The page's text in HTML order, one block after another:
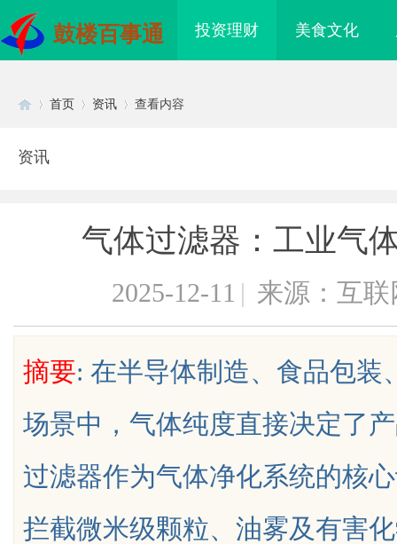
鼓楼百事通 投资理财 美食文化
uz
首页 资讯 查看内容
资讯
气体过滤器：工业气
2025-12-11 | 来源：互联
摘要: 在半导体制造、食品包装
场景中，气体纯度直接决定了
过滤器作为气体净化系统的核
拦截微米级颗粒、油雾及有害
发体系全解析